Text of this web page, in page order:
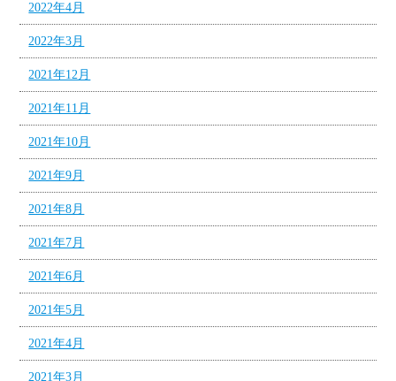
2022年4月
2022年3月
2021年12月
2021年11月
2021年10月
2021年9月
2021年8月
2021年7月
2021年6月
2021年5月
2021年4月
2021年3月